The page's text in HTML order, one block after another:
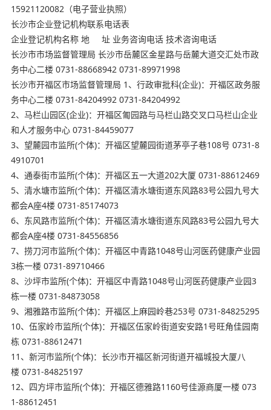
15921120082（电子营业执照）
长沙市企业登记机构联系电话表
企业登记机构名称 地 址 业务咨询电话 技术咨询电话
长沙市市场监督管理局 长沙市岳麓区金星路与岳麓大道交汇处市政
务中心二楼 0731-88668942 0731-89971998
长沙市开福区市场监督管理局 1、行政审批科(企业)：开福区政务服
务中心二楼 0731-84204992 0731-84204992
2、马栏山园区(企业)：开福区匍园路与马栏山路交叉口马栏山企业
和人才服务中心 0731-84459077
3、望麓园市监所(个体)：开福区望麓园街道茅亭子巷108号 0731-8
4910701
4、通泰街市监所(个体)：开福区五一大道202大厦 0731-88612469
5、清水塘市监所(个体)：开福区清水塘街道东风路83号公园九号大
都会A座4楼 0731-85174073
6、东风路市监所(个体)：开福区清水塘街道东风路83号公园九号大
都会A座4楼 0731-84556856
7、捞刀河市监所(个体)：开福区中青路1048号山河医药健康产业园
3栋一楼 0731-89710466
8、沙坪市监所(个体)：开福区中青路1048号山河医药健康产业园3
栋一楼 0731-84873058
9、湘雅路市监所(个体)：开福区上麻园岭巷253号 0731-84825295
10、伍家岭市监所(个体)：开福区伍家岭街道安安路1号旺角佳园南
栋 0731-88612471
11、新河市监所(个体)：长沙市开福区新河街道开福城投大厦八
楼 0731-84825197
12、四方坪市监所(个体)：开福区德雅路1160号佳源商厦一楼 073
1-88612451